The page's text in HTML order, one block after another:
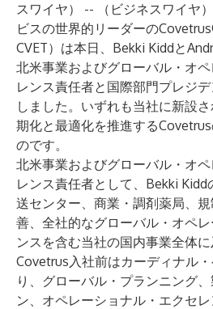
スワイヤ） -- （ビジネスワイヤ
ビスの世界的リーダーの
CVET）は本日、Bekki Kiddと
北米事業およびグローバル・オ
レンス責任者と国際部門プレジ
しました。いずれも当社に新設
期化と最適化を推進する
のです。
北米事業およびグローバル・オ
レンス責任者として、Bekki
送センター、商業・調剤薬局、
善、全社的なグローバル・オペ
ンスを含む当社の国内事業全体に
Covetrus入社前はカーディナル
り、グローバル・プランニング
ン、オペレーショナル・エクセ